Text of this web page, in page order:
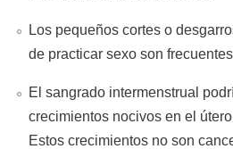
Los pequeños cortes o
de practicar sexo son
El sangrado intermenstrual
crecimientos nocivos en el
Estos crecimientos no son